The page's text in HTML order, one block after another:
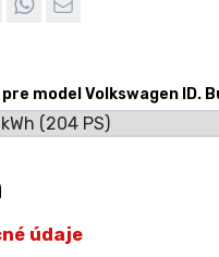
model Volkswagen ID.
údaje